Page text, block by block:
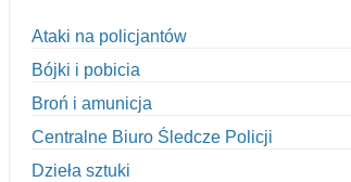
Ataki na policjantów
Bójki i pobicia
Broń i amunicja
Centralne Biuro Śledcze Policji
Dzieła sztuki